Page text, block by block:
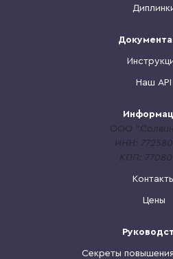
Наш API
ООО
ИНН:
КПП:
Цены
Секреты